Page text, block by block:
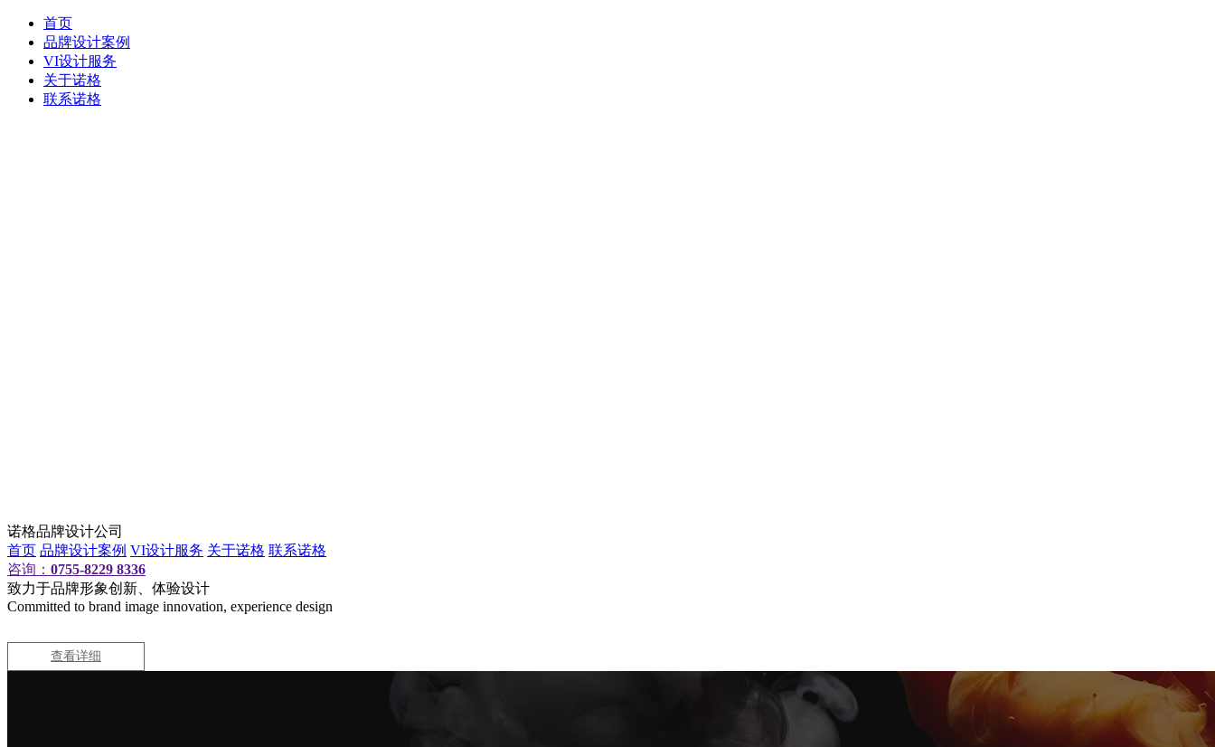
首页
品牌设计案例
VI设计服务
关于诺格
联系诺格
诺格品牌设计公司
首页 品牌设计案例 VI设计服务 关于诺格 联系诺格
咨询： 0755-8229 8336
致力于品牌形象创新、体验设计
Committed to brand image innovation, experience design
查看详细